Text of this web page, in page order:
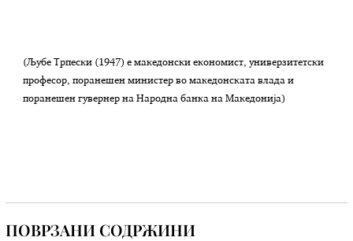
(Љубе Трпески (1947) е македонски економист, универзитетски
професор, поранешен министер во македонската влада и
поранешен гувернер на Народна банка на Македонија)
ПОВРЗАНИ СОДРЖИНИ